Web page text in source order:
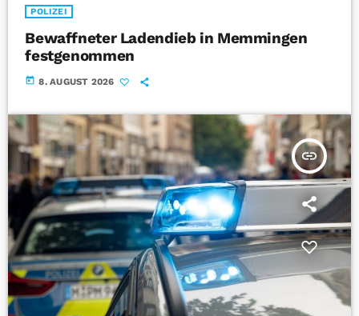
POLIZEI
Bewaffneter Ladendieb in Memmingen
festgenommen
today 8. AUGUST 2026
insert_link